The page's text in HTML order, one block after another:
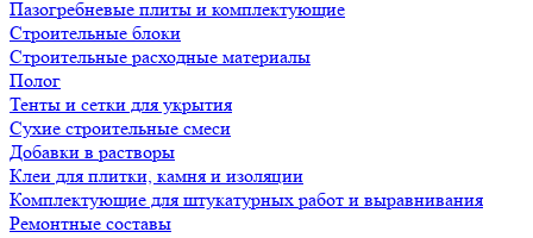
Пазогребневые плиты и комплектующие
Строительные блоки
Строительные расходные материалы
Полог
Тенты и сетки для укрытия
Сухие строительные смеси
Добавки в растворы
Клеи для плитки, камня и изоляции
Комплектующие для штукатурных работ и выравнивания
Ремонтные составы